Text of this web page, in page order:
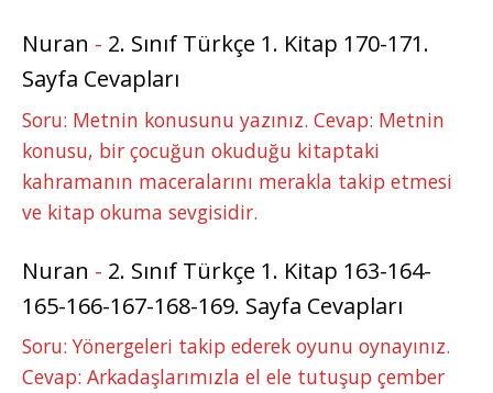
Nuran - 2. Sınıf Türkçe 1. Kitap 170-171.
Sayfa Cevapları
Soru: Metnin konusunu yazınız. Cevap: Metnin
konusu, bir çocuğun okuduğu kitaptaki
kahramanın maceralarını merakla takip etmesi
ve kitap okuma sevgisidir.
Nuran - 2. Sınıf Türkçe 1. Kitap 163-164-
165-166-167-168-169. Sayfa Cevapları
Soru: Yönergeleri takip ederek oyunu oynayınız.
Cevap: Arkadaşlarımızla el ele tutuşup çember